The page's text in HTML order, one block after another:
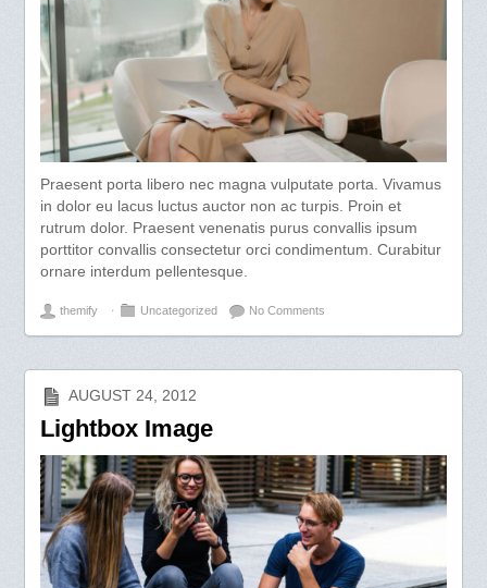
Praesent porta libero nec magna vulputate porta. Vivamus
in dolor eu lacus luctus auctor non ac turpis. Proin et
rutrum dolor. Praesent venenatis purus convallis ipsum
porttitor convallis consectetur orci condimentum. Curabitur
ornare interdum pellentesque.
themify ⋅ Uncategorized No Comments
AUGUST 24, 2012
Lightbox Image